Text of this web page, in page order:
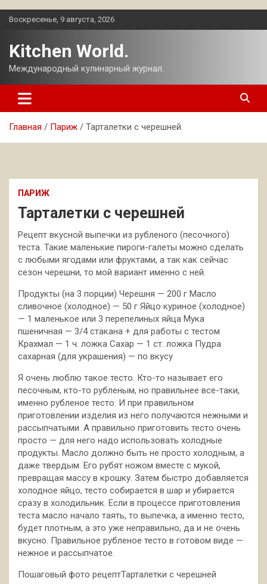
Перейти
Воскресенье, 9 августа, 2026
Kitchen World.
Международный кулинарный журнал.
Главная Париж Тарталетки с черешней
ПАРИЖ
Тарталетки с черешней
Рецепт вкусной выпечки из рубленого (песочного)
теста. Такие маленькие пироги-галеты можно сделать
с любыми ягодами или фруктами, а так как сейчас
сезон черешни, то мой вариант именно с ней.
Продукты (на 3 порции) Черешня — 200 г Масло
сливочное (холодное) — 50 г Яйцо куриное (холодное)
— 1 маленькое или 3 перепелиных яйца Мука
пшеничная — 3/4 стакана + для работы с тестом
Крахмал — 1 ч. ложка Сахар — 1 ст. ложка Пудра
сахарная (для украшения) — по вкусу
Я очень люблю такое тесто. Кто-то называет его
песочным, кто-то рубленым, но правильнее все-таки,
именно рубленое тесто. И при правильном
приготовлении изделия из него получаются нежными и
рассыпчатыми. А правильно приготовить тесто очень
просто — для него надо использовать холодные
продукты. Масло должно быть не просто холодным, а
даже твердым. Его рубят ножом вместе с мукой,
превращая массу в крошку. Затем быстро добавляется
холодное яйцо, тесто собирается в шар и убирается
сразу в холодильник. Если в процессе приготовления
теста масло начало таять, то выпечка, а именно тесто,
будет плотным, а это уже неправильно, да и не очень
вкусно. Правильное рубленое тесто в готовом виде —
нежное и рассыпчатое.
Пошаговый фото рецептТарталетки с черешней